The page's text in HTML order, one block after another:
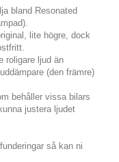
bland Resonated
lite högre, dock
roligare ljud än
(den främre)
behåller vissa bilars
justera ljudet
så kan ni